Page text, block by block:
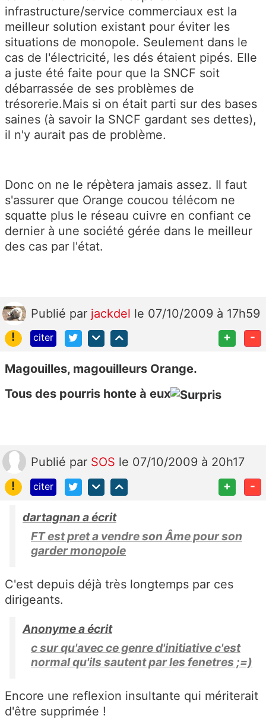
infrastructure/service commerciaux est la
meilleur solution existant pour éviter les
situations de monopole. Seulement dans le
cas de l'électricité, les dés étaient pipés. Elle
a juste été faite pour que la SNCF soit
débarrassée de ses problèmes de
trésorerie.Mais si on était parti sur des bases
saines (à savoir la SNCF gardant ses dettes),
il n'y aurait pas de problème.
Donc on ne le répètera jamais assez. Il faut
s'assurer que Orange coucou télécom ne
squatte plus le réseau cuivre en confiant ce
dernier à une société gérée dans le meilleur
des cas par l'état.
Publié par jackdel le 07/10/2009 à 17h59
!
citer + -
Magouilles, magouilleurs Orange.
Tous des pourris honte à eux
Publié par SOS le 07/10/2009 à 20h17
!
citer + -
dartagnan a écrit
FT est pret a vendre son Âme pour son
garder monopole
C'est depuis déjà très longtemps par ces
dirigeants.
Anonyme a écrit
c sur qu'avec ce genre d'initiative c'est
normal qu'ils sautent par les fenetres ;=)
Encore une reflexion insultante qui mériterait
d'être supprimée !